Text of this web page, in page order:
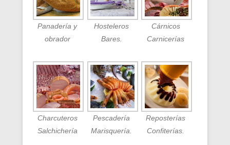
Panadería y
obrador
Hosteleros
Bares.
Cárnicos
Carnicerías
Charcuteros
Salchichería
Pescadería
Marisquería.
Reposterías
Confiterías.